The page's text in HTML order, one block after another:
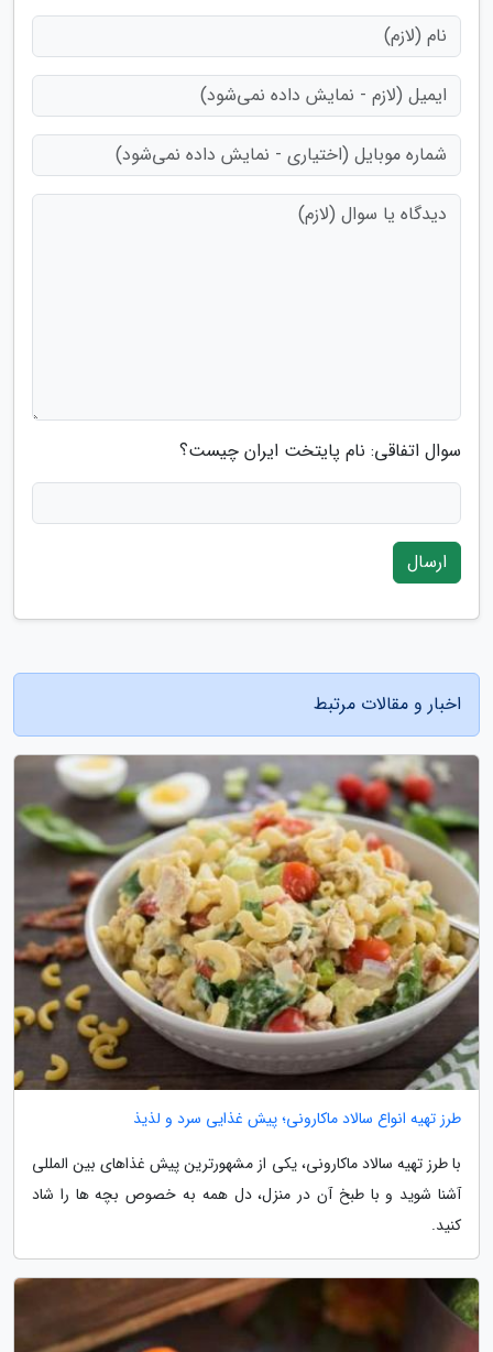
سوال اتفاقی: نام پایتخت ایران چیست؟
ارسال
اخبار و مقالات مرتبط
طرز تهیه انواع سالاد ماکارونی؛ پیش غذایی سرد و لذیذ
با طرز تهیه سالاد ماکارونی، یکی از مشهورترین پیش غذاهای بین المللی
آشنا شوید و با طبخ آن در منزل، دل همه به خصوص بچه ها را شاد
کنید.